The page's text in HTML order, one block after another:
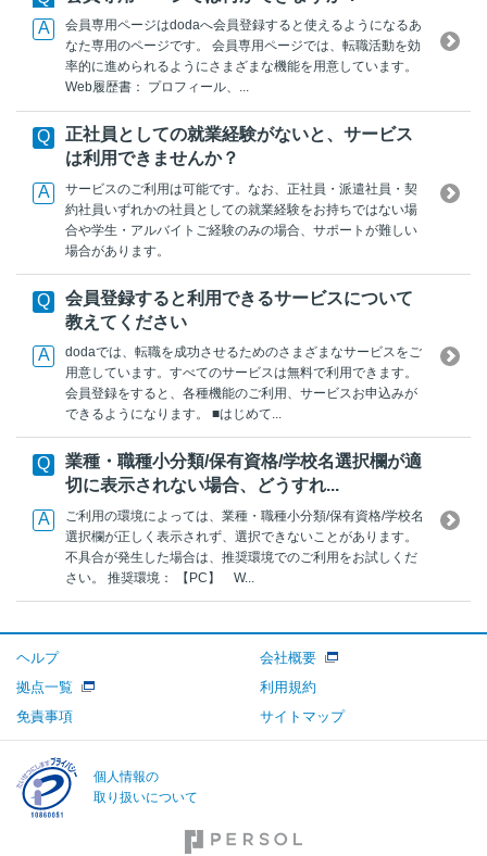
会員専用ページはdodaへ会員登録すると使えるようになるあ
なた専用のページです。 会員専用ページでは、転職活動を効
率的に進められるようにさまざまな機能を用意しています。
Web履歴書： プロフィール、...
正社員としての就業経験がないと、サービス
は利用できませんか？
サービスのご利用は可能です。なお、正社員・派遣社員・契
約社員いずれかの社員としての就業経験をお持ちではない場
合や学生・アルバイトご経験のみの場合、サポートが難しい
場合があります。
会員登録すると利用できるサービスについて
教えてください
dodaでは、転職を成功させるためのさまざまなサービスをご
用意しています。すべてのサービスは無料で利用できます。
会員登録をすると、各種機能のご利用、サービスお申込みが
できるようになります。 ■はじめて...
業種・職種小分類/保有資格/学校名選択欄が適
切に表示されない場合、どうすれ...
ご利用の環境によっては、業種・職種小分類/保有資格/学校名
選択欄が正しく表示されず、選択できないことがあります。
不具合が発生した場合は、推奨環境でのご利用をお試しくだ
さい。 推奨環境： 【PC】 W...
ヘルプ
会社概要
拠点一覧
利用規約
免責事項
サイトマップ
個人情報の
取り扱いについて